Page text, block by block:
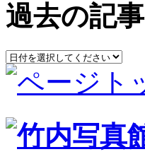
過去の記事